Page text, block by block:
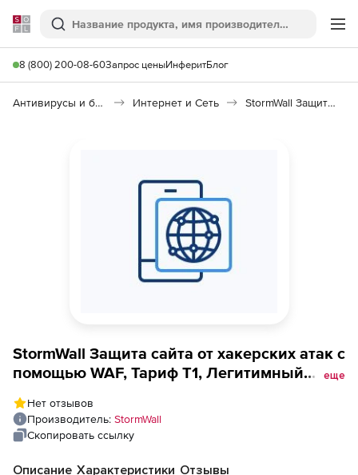
Softline
Поиск
8 (800) 200-08-60Запрос ценыИнферитБлог
Антивирусы и безопасность Интернет и Сеть StormWall Защита сайта с WAF
StormWall Защита сайта от хакерских атак с
помощью WAF, Тариф Т1, Легитимный
атак (лицензия), 1000 RPS
еще
Нет отзывов
Производитель: StormWall
Скопировать ссылку
Описание Характеристики Отзывы